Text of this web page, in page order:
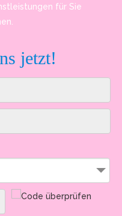
für Sie
jetzt!